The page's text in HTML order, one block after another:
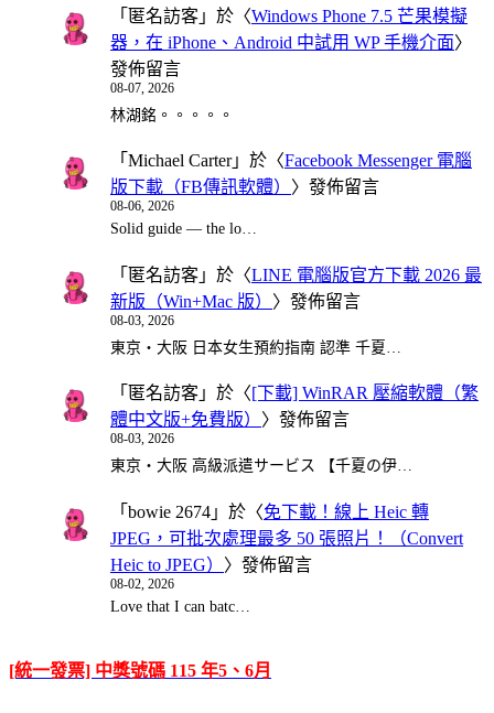
「 匿名訪客 」於〈Windows Phone 7.5 芒果模擬
器，在 iPhone、Android 中試用 WP 手機介面〉
發佈留言
08-07, 2026
林湖銘。。。。。
「 Michael Carter」於〈Facebook Messenger 電腦
版下載（FB傳訊軟體） 〉發佈留言
08-06, 2026
Solid guide — the lo…
「 匿名訪客 」於〈LINE 電腦版官方下載 2026 最
新版（Win+Mac 版） 〉發佈留言
08-03, 2026
東京・大阪 日本女生預約指南 認準 千夏…
「 匿名訪客 」於〈[下載] WinRAR 壓縮軟體（繁
體中文版+免費版） 〉發佈留言
08-03, 2026
東京・大阪 高級派遣サービス 【千夏の伊…
「 bowie 2674 」於〈免下載！線上 Heic 轉
JPEG，可批次處理最多 50 張照片！（Convert
Heic to JPEG） 〉發佈留言
08-02, 2026
Love that I can batc…
[統一發票] 中獎號碼 115 年5、6月